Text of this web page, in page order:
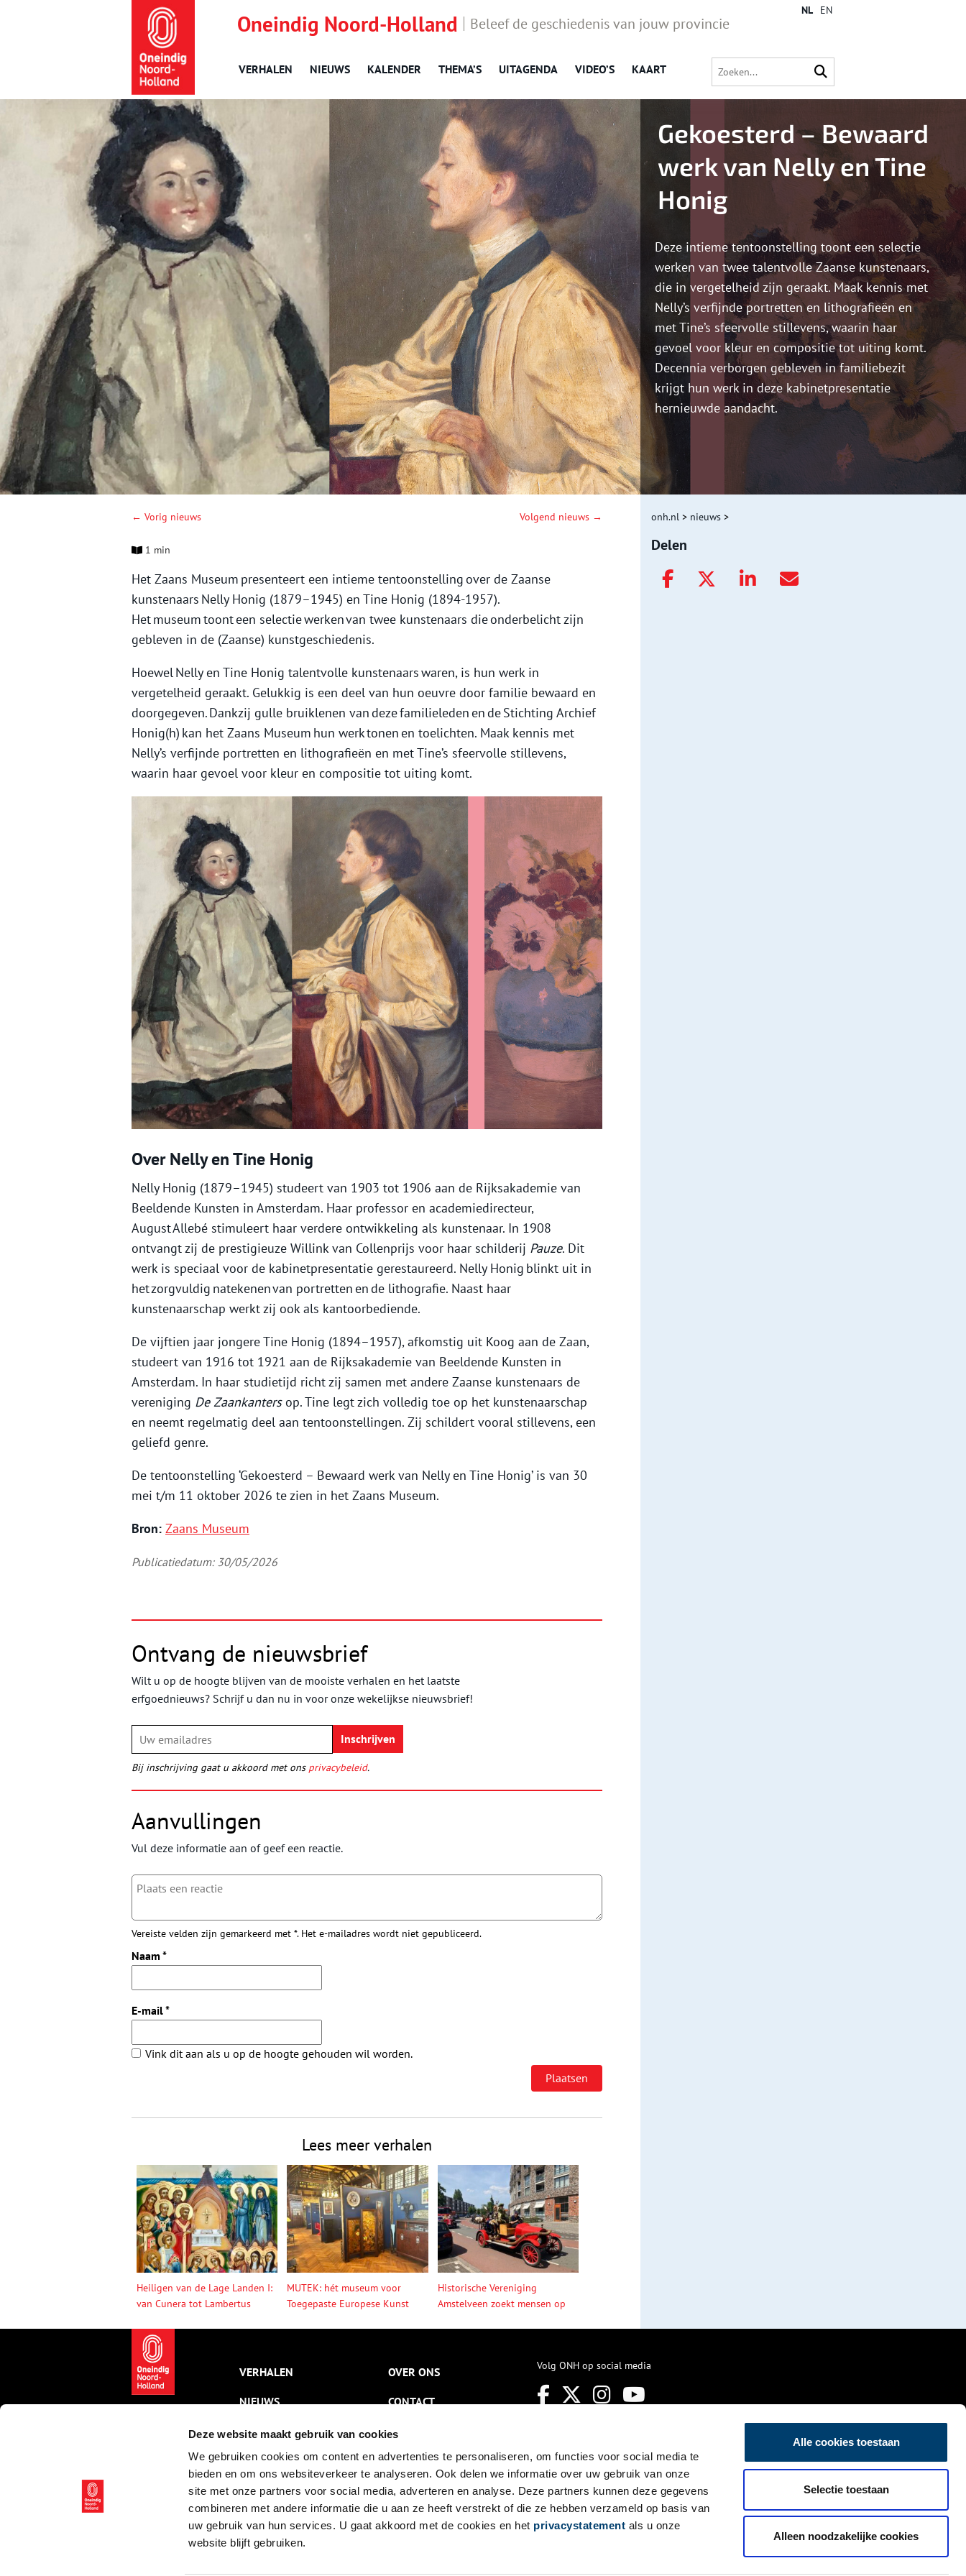
Deze website maakt gebruik van cookies
We gebruiken cookies om content en advertenties te personaliseren, om functies voor social media te
bieden en om ons websiteverkeer te analyseren. Ook delen we informatie over uw gebruik van onze
site met onze partners voor social media, adverteren en analyse. Deze partners kunnen deze gegevens
combineren met andere informatie die u aan ze heeft verstrekt of die ze hebben verzameld op basis van
uw gebruik van hun services. U gaat akkoord met de cookies en het privacystatement als u onze
website blijft gebruiken.
Alle cookies toestaan
Selectie toestaan
Alleen noodzakelijke cookies
Oneindig Noord-Holland Beleef de geschiedenis van jouw provincie
VERHALEN NIEUWS KALENDER THEMA’S UITAGENDA VIDEO’S KAART
NL EN
Gekoesterd – Bewaard
werk van Nelly en Tine
Honig
Deze intieme tentoonstelling toont een selectie
werken van twee talentvolle Zaanse kunstenaars,
die in vergetelheid zijn geraakt. Maak kennis met
Nelly’s verfijnde portretten en lithografieën en
met Tine’s sfeervolle stillevens, waarin haar
gevoel voor kleur en compositie tot uiting komt.
Decennia verborgen gebleven in familiebezit
krijgt hun werk in deze kabinetpresentatie
hernieuwde aandacht.
← Vorig nieuws Volgend nieuws →
1 min
Het Zaans Museum presenteert een intieme tentoonstelling over de Zaanse
kunstenaars Nelly Honig (1879–1945) en Tine Honig (1894-1957).
Het museum toont een selectie werken van twee kunstenaars die onderbelicht zijn
gebleven in de (Zaanse) kunstgeschiedenis.
Hoewel Nelly en Tine Honig talentvolle kunstenaars waren, is hun werk in
vergetelheid geraakt. Gelukkig is een deel van hun oeuvre door familie bewaard en
doorgegeven. Dankzij gulle bruiklenen van deze familieleden en de Stichting Archief
Honig(h) kan het Zaans Museum hun werk tonen en toelichten. Maak kennis met
Nelly’s verfijnde portretten en lithografieën en met Tine’s sfeervolle stillevens,
waarin haar gevoel voor kleur en compositie tot uiting komt.
Over Nelly en Tine Honig
Nelly Honig (1879–1945) studeert van 1903 tot 1906 aan de Rijksakademie van
Beeldende Kunsten in Amsterdam. Haar professor en academiedirecteur,
August Allebé stimuleert haar verdere ontwikkeling als kunstenaar. In 1908
ontvangt zij de prestigieuze Willink van Collenprijs voor haar schilderij Pauze. Dit
werk is speciaal voor de kabinetpresentatie gerestaureerd. Nelly Honig blinkt uit in
het zorgvuldig natekenen van portretten en de lithografie. Naast haar
kunstenaarschap werkt zij ook als kantoorbediende.
De vijftien jaar jongere Tine Honig (1894–1957), afkomstig uit Koog aan de Zaan,
studeert van 1916 tot 1921 aan de Rijksakademie van Beeldende Kunsten in
Amsterdam. In haar studietijd richt zij samen met andere Zaanse kunstenaars de
vereniging De Zaankantersop.Tine legt zich volledig toe op het kunstenaarschap
en neemt regelmatig deel aan tentoonstellingen. Zij schildert vooral stillevens, een
geliefd genre.
De tentoonstelling ‘Gekoesterd – Bewaard werk van Nelly en Tine Honig’ is van 30
mei t/m 11 oktober 2026 te zien in het Zaans Museum.
Bron: Zaans Museum
Publicatiedatum: 30/05/2026
Ontvang de nieuwsbrief
Wilt u op de hoogte blijven van de mooiste verhalen en het laatste
erfgoednieuws? Schrijf u dan nu in voor onze wekelijkse nieuwsbrief!
Bij inschrijving gaat u akkoord met ons privacybeleid.
Aanvullingen
Vul deze informatie aan of geef een reactie.
Vereiste velden zijn gemarkeerd met *. Het e-mailadres wordt niet gepubliceerd.
Naam *
E-mail*
Vink dit aan als u op de hoogte gehouden wil worden.
Lees meer verhalen
Heiligen van de Lage Landen I:
van Cunera tot Lambertus
MUTEK: hét museum voor
Toegepaste Europese Kunst
Historische Vereniging
Amstelveen zoekt mensen op
onh.nl > nieuws >
Delen
VERHALEN
NIEUWS
KALENDER
THEMA’S
ACTIVITEITEN
VIDEO’S
OVER ONS
CONTACT
NIEUWSBRIEF
DISCLAIMER
PRIVACY
TOEGANKELIJKHEID
Volg ONH op social media